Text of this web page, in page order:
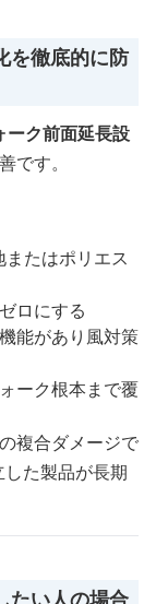
を徹底的に防
ーク前面延長設
です。
たはポリエス
ロにする
能があり風対策
ーク根本まで覆
複合ダメージで
た製品が長期